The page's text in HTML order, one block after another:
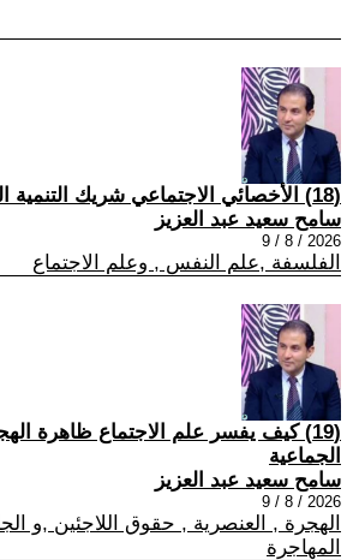
(18) الأخصائي الاجتماعي شريك التنمية المجهول
سامح سعيد عبد العزيز
2026 / 8 / 9
الفلسفة ,علم النفس , وعلم الاجتماع
(19) كيف يفسر علم الاجتماع ظاهرة
الجماعية
سامح سعيد عبد العزيز
2026 / 8 / 9
الهجرة , العنصرية , حقوق اللاجئين ,و
المهاجرة